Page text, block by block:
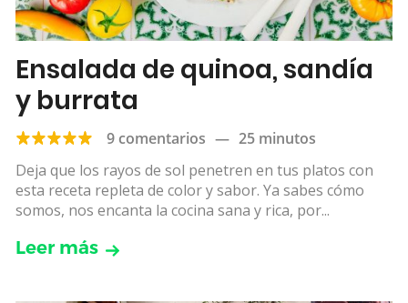
Ensalada de quinoa, sandía
y burrata
9 comentarios — 25 minutos
Deja que los rayos de sol penetren en tus platos con
esta receta repleta de color y sabor. Ya sabes cómo
somos, nos encanta la cocina sana y rica, por...
Leer más